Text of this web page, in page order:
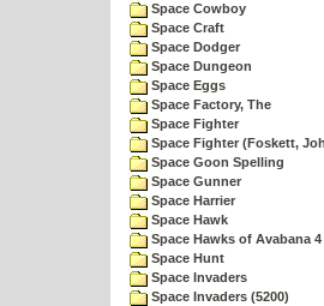
Space Cowboy
Space Craft
Space Dodger
Space Dungeon
Space Eggs
Space Factory, The
Space Fighter
Space Fighter (Foskett,
Space Goon Spelling
Space Gunner
Space Harrier
Space Hawk
Space Hawks of Avabana 4
Space Hunt
Space Invaders
Space Invaders (5200)